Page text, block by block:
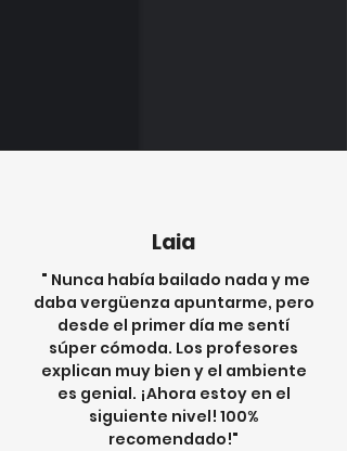
Laia
" Nunca había bailado nada y me
daba vergüenza apuntarme, pero
desde el primer día me sentí
súper cómoda. Los profesores
explican muy bien y el ambiente
es genial. ¡Ahora estoy en el
siguiente nivel! 100%
recomendado!"